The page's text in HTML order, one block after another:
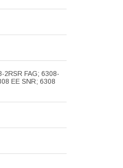
2RSR FAG; 6308-
EE SNR; 6308